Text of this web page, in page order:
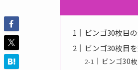
ビンゴ30枚目
ビンゴ30枚目
ビンゴ30